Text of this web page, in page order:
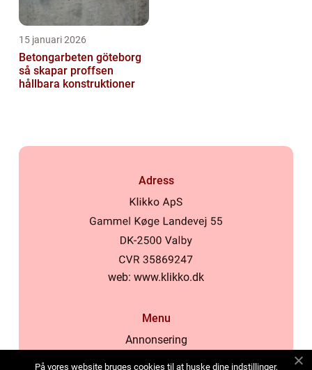
15 januari 2026
Betongarbeten göteborg
så skapar proffsen
hållbara konstruktioner
Adress
web: www.klikko.dk
Menu
Annonsering
På vores website bruges cookies til at huske dine indstillinger,